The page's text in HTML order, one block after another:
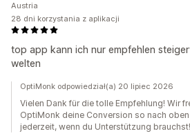
top app kann ich nur empfehlen
welten
Austria
28 dni korzystania z aplikacji
OptiMonk odpowiedział(a) 20 lipiec 2026
Vielen Dank für die tolle Empfehlung! Wir
OptiMonk deine Conversion so nach
jederzeit, wenn du Unterstützung brauchst!